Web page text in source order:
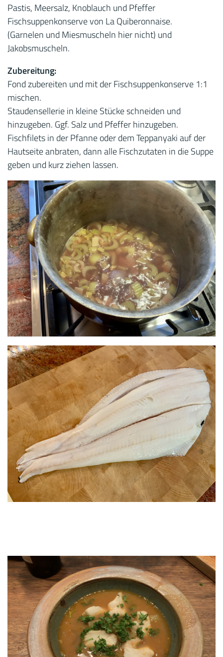
Pastis, Meersalz, Knoblauch und Pfeffer
Fischsuppenkonserve von La Quiberonnaise.
(Garnelen und Miesmuscheln hier nicht) und
Jakobsmuscheln.
Zubereitung:
Fond zubereiten und mit der Fischsuppenkonserve 1:1
mischen.
Staudensellerie in kleine Stücke schneiden und
hinzugeben. Ggf. Salz und Pfeffer hinzugeben.
Fischfilets in der Pfanne oder dem Teppanyaki auf der
Hautseite anbraten, dann alle Fischzutaten in die Suppe
geben und kurz ziehen lassen.